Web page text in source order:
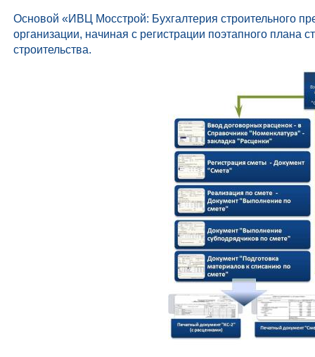
Основой «ИВЦ Мосстрой: Бухгалтерия строительного
организации, начиная с регистрации поэтапного плана
строительства.